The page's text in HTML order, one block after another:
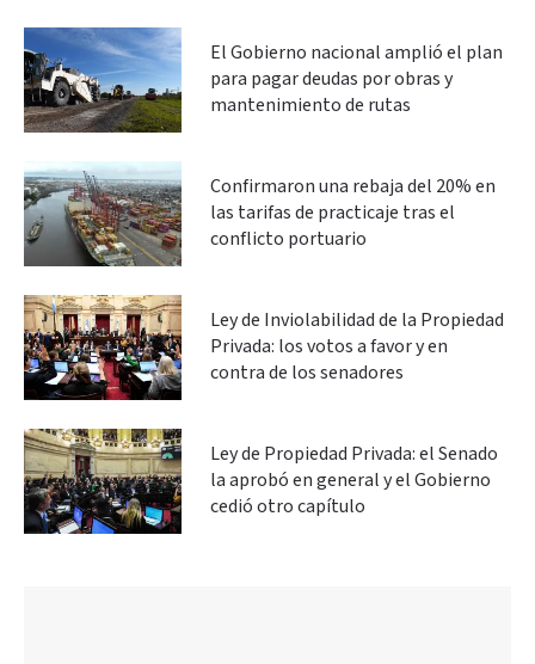
El Gobierno nacional amplió el plan
para pagar deudas por obras y
mantenimiento de rutas
Confirmaron una rebaja del 20% en
las tarifas de practicaje tras el
conflicto portuario
Ley de Inviolabilidad de la Propiedad
Privada: los votos a favor y en
contra de los senadores
Ley de Propiedad Privada: el Senado
la aprobó en general y el Gobierno
cedió otro capítulo